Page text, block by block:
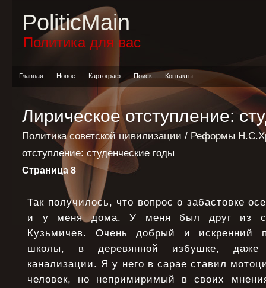
PoliticMain
Политика для вас
Главная Новое Картограф Поиск Контакты
Лирическое отступление:
Политика советской цивилизации / Реформы
отступление: студенческие годы
Страница 8
Так получилось, что вопрос о забастовке
и у меня дома. У меня был друг из
Кузьмичев. Очень добрый и искренний
школы, в деревянной избушке,
канализации. Я у него в сарае ставил
человек, но непримиримый в своих